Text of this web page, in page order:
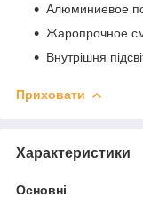
Алюминиевое
Жаропрочное
Внутрішня
Приховати
Характеристики
Основні